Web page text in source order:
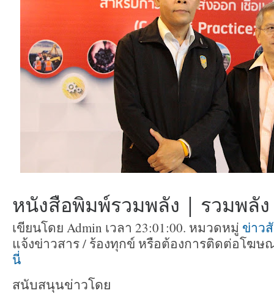
หนังสือพิมพ์รวมพลัง | รวมพลั
เขียนโดย Admin เวลา 23:01:00. หมวดหมู่ ข่าว
แจ้งข่าวสาร / ร้องทุกข์ หรือต้องการติดต่อโฆ
นี่
สนับสนุนข่าวโดย